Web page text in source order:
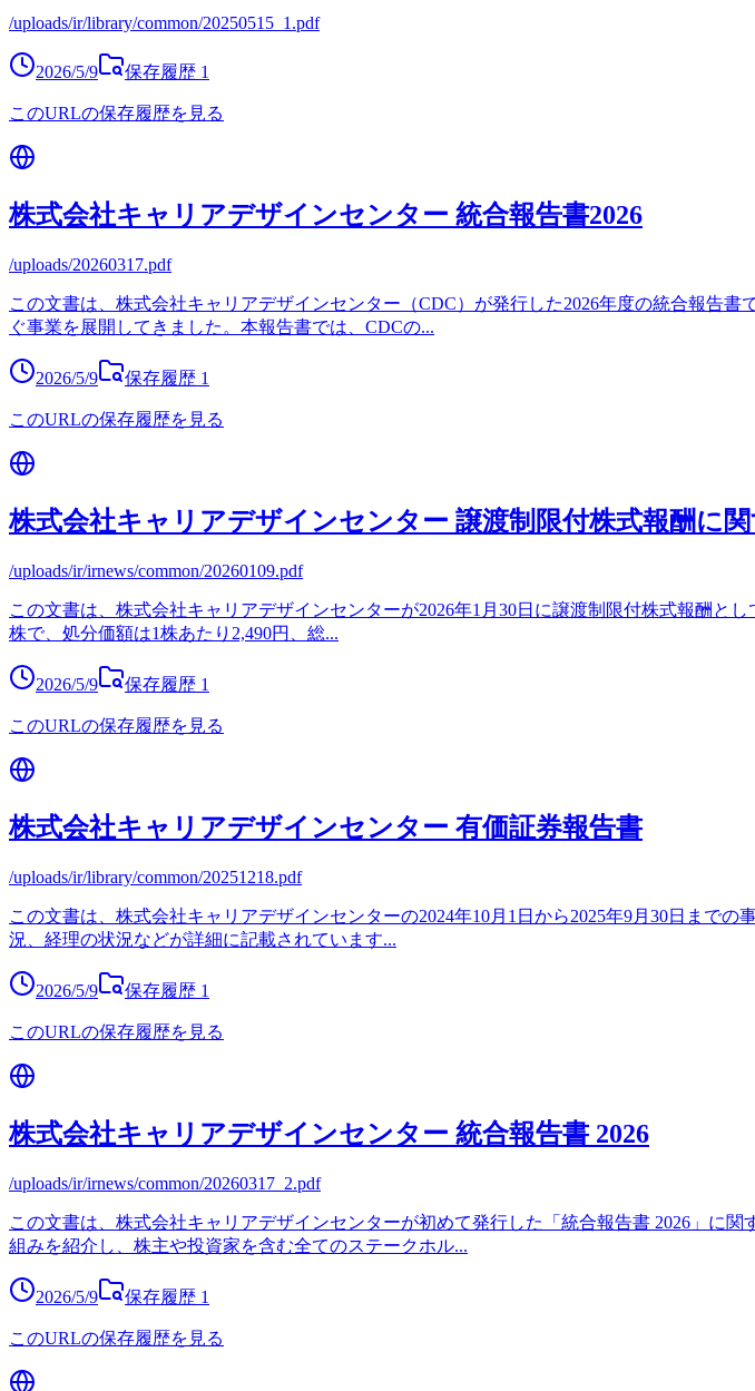
/uploads/ir/library/common/20250515_1.pdf
2026/5/9 保存履歴 1
このURLの保存履歴を見る
株式会社キャリアデザインセンター 統合報告書2026
/uploads/20260317.pdf
この文書は、株式会社キャリアデザインセンター（CDC）が発行した2026年度の統合報告
ぐ事業を展開してきました。本報告書では、CDCの...
2026/5/9 保存履歴 1
このURLの保存履歴を見る
株式会社キャリアデザインセンター 譲渡制限付株式報酬に
/uploads/ir/irnews/common/20260109.pdf
この文書は、株式会社キャリアデザインセンターが2026年1月30日に譲渡制限付株式報酬と
株で、処分価額は1株あたり2,490円、総...
2026/5/9 保存履歴 1
このURLの保存履歴を見る
株式会社キャリアデザインセンター 有価証券報告書
/uploads/ir/library/common/20251218.pdf
この文書は、株式会社キャリアデザインセンターの2024年10月1日から2025年9月30日まで
況、経理の状況などが詳細に記載されています...
2026/5/9 保存履歴 1
このURLの保存履歴を見る
株式会社キャリアデザインセンター 統合報告書 2026
/uploads/ir/irnews/common/20260317_2.pdf
この文書は、株式会社キャリアデザインセンターが初めて発行した「統合報告書 2026」に
組みを紹介し、株主や投資家を含む全てのステークホル...
2026/5/9 保存履歴 1
このURLの保存履歴を見る